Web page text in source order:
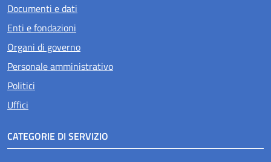
Documenti e dati
Enti e fondazioni
Organi di governo
Personale amministrativo
Politici
Uffici
CATEGORIE DI SERVIZIO